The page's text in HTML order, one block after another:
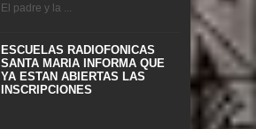
El padre y la ...
ESCUELAS RADIOFONICAS
SANTA MARIA INFORMA QUE
YA ESTAN ABIERTAS LAS
INSCRIPCIONES